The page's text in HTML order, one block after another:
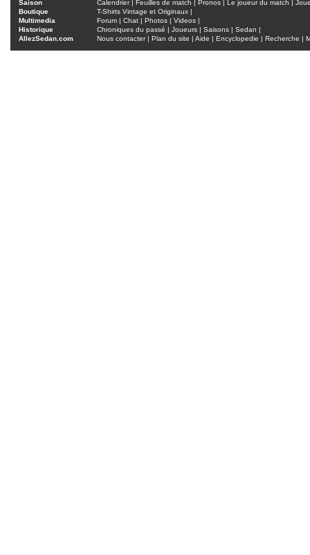
Saison Calendrier| Feuilles de match Pronos Le joueur du match
Boutique
T-Shirts Vintage et Originaux |
Multimedia
Forum | Chat | Photos | Videos |
Historique
Chroniques du passé | Joueurs | Saisons | Sedan |
AllezSedan.com
Nous contacter| Plan du site | Aide | Encyclopedie | Recherche |